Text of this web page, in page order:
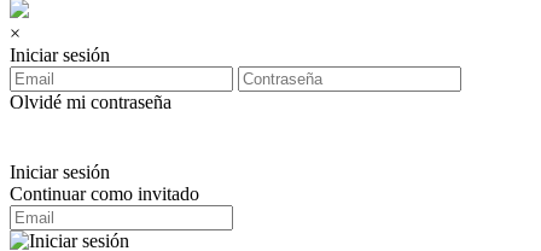
×
Iniciar sesión
Olvidé mi contraseña
Iniciar sesión
Continuar como invitado